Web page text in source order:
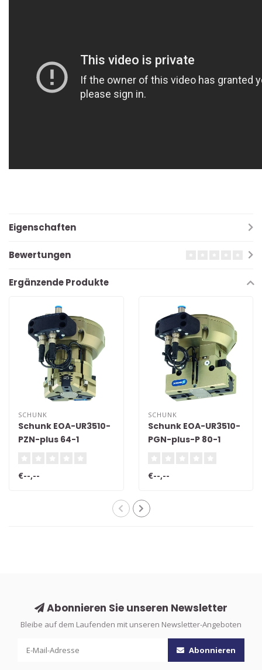
Eigenschaften
Bewertungen
Ergänzende Produkte
SCHUNK
Schunk EOA-UR3510-
PZN-plus 64-1
€--,--
SCHUNK
Schunk EOA-UR3510-
PGN-plus-P 80-1
€--,--
Abonnieren Sie unseren Newsletter
Bleibe auf dem Laufenden mit unseren Newsletter-Angeboten
Abonnieren